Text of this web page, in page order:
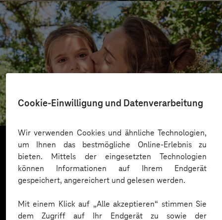
Cookie-Einwilligung und Datenverarbeitung
Wir verwenden Cookies und ähnliche Technologien,
um Ihnen das bestmögliche Online-Erlebnis zu
bieten. Mittels der eingesetzten Technologien
können Informationen auf Ihrem Endgerät
gespeichert, angereichert und gelesen werden.
Mit einem Klick auf „Alle akzeptieren“ stimmen Sie
dem Zugriff auf Ihr Endgerät zu sowie der
Barrierefreiheit nach modernsten Standards
Mehr laden